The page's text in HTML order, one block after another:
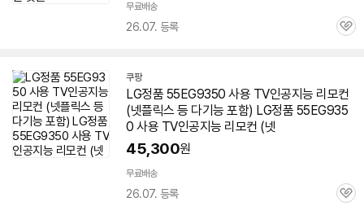
무료배송
26.07. 등록
관
쿠팡
LG정품 55EG9350 사용 TV인공지능 리모컨
(넷플릭스 등 다기능 포함) LG정품 55EG935
0 사용 TV인공지능 리모컨 (넷
45,300원
무료배송
26.07. 등록
관